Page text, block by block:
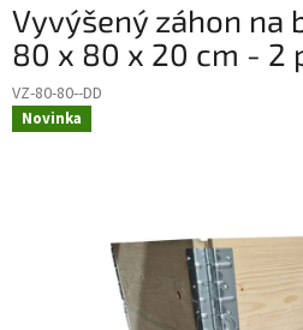
Vyvýšený záhon na
80 x 80 x 20 cm - 2
VZ-80-80--DD
Novinka